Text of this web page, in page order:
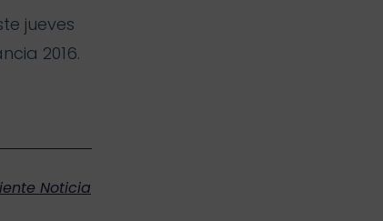
jueves
2016.
Noticia